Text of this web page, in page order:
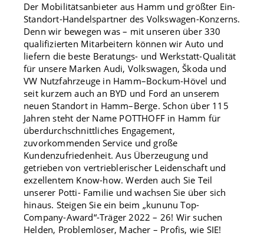
Der Mobilitätsanbieter aus Hamm und größter Ein-
Standort-Handelspartner des Volkswagen-Konzerns.
Denn wir bewegen was – mit unseren über 330
qualifizierten Mitarbeitern können wir Auto und
liefern die beste Beratungs- und Werkstatt-Qualität
für unsere Marken Audi, Volkswagen, Škoda und
VW Nutzfahrzeuge in Hamm–Bockum-Hövel und
seit kurzem auch an BYD und Ford an unserem
neuen Standort in Hamm–Berge. Schon über 115
Jahren steht der Name POTTHOFF in Hamm für
überdurchschnittliches Engagement,
zuvorkommenden Service und große
Kundenzufriedenheit. Aus Überzeugung und
getrieben von vertrieblerischer Leidenschaft und
exzellentem Know-how. Werden auch Sie Teil
unserer Potti- Familie und wachsen Sie über sich
hinaus. Steigen Sie ein beim „kununu Top-
Company-Award“-Träger 2022 – 26! Wir suchen
Helden, Problemlöser, Macher – Profis, wie SIE!